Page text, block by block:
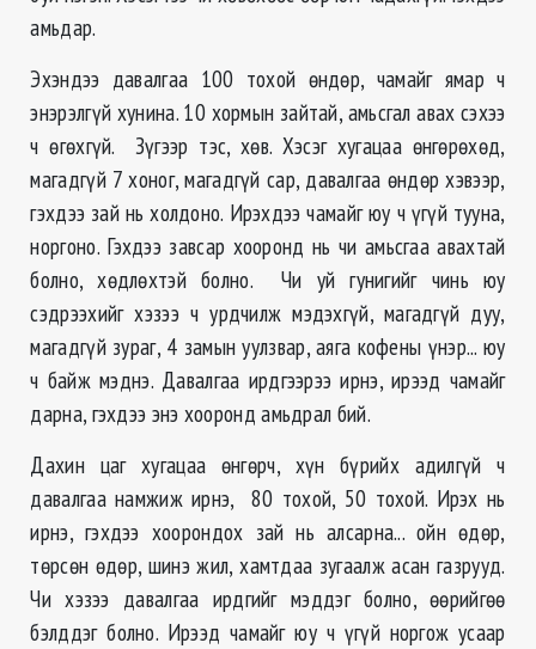
амьдар.
Эхэндээ давалгаа 100 тохой өндөр, чамайг ямар ч
энэрэлгүй хунина. 10 хормын зайтай, амьсгал авах сэхээ
ч өгөхгүй. Зүгээр тэс, хөв. Хэсэг хугацаа өнгөрөхөд,
магадгүй 7 хоног, магадгүй сар, давалгаа өндөр хэвээр,
гэхдээ зай нь холдоно. Ирэхдээ чамайг юу ч үгүй тууна,
норгоно. Гэхдээ завсар хооронд нь чи амьсгаа авахтай
болно, хөдлөхтэй болно. Чи уй гунигийг чинь юу
сэдрээхийг хэзээ ч урдчилж мэдэхгүй, магадгүй дуу,
магадгүй зураг, 4 замын уулзвар, аяга кофены үнэр... юу
ч байж мэднэ. Давалгаа ирдгээрээ ирнэ, ирээд чамайг
дарна, гэхдээ энэ хооронд амьдрал бий.
Дахин цаг хугацаа өнгөрч, хүн бүрийх адилгүй ч
давалгаа намжиж ирнэ, 80 тохой, 50 тохой. Ирэх нь
ирнэ, гэхдээ хоорондох зай нь алсарна... ойн өдөр,
төрсөн өдөр, шинэ жил, хамтдаа зугаалж асан газрууд.
Чи хэзээ давалгаа ирдгийг мэддэг болно, өөрийгөө
бэлддэг болно. Ирээд чамайг юу ч үгүй норгож усаар